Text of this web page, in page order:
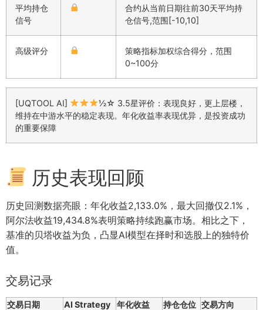
平均持仓
信号
合约从当前日期往前30天平均持
仓信号,范围[-10,10]
高级评分
策略指标加权综合得分，范围
0~100分
[UQTOOL AI]
½☆ 3.5星评价：表现良好，更上层楼，
维持在中游水平的稳定表现。年化收益率表现优异，是投资成功
的重要保障
历史表现回顾
历史回测数据亮眼：年化收益2,133.0%，最大回撤仅2.1%，
阿尔法收益19,434.8%表明策略持续跑赢市场。相比之下，
基准的贝塔收益为负，凸显AI模型在择时和选股上的独特价
值。
交易记录
交易日期 AI Strategy 年化收益 持仓仓位 交易方向